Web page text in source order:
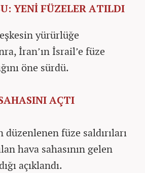
YENİ FÜZELER ATILDI
yürürlüğe
İran’ın İsrail’e füze
öne sürdü.
AÇTI
füze saldırıları
hava sahasının gelen
açıklandı.